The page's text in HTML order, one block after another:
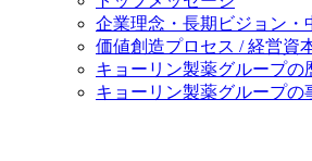
企業理念・長期ビジョン・
価値創造プロセス / 経営資
キョーリン製薬グループの
キョーリン製薬グループの